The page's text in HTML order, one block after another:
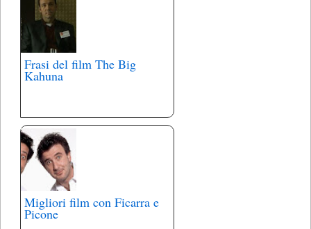
Frasi del film The Big
Kahuna
Migliori film con Ficarra e
Picone